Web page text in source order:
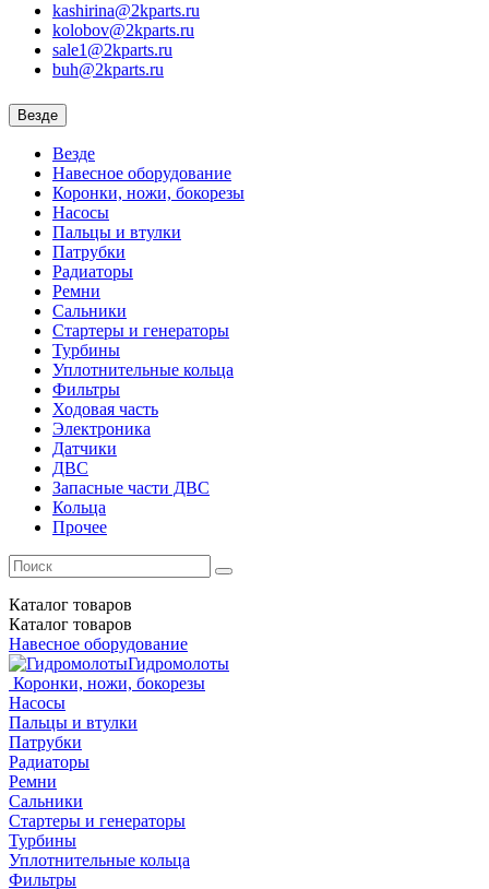
kashirina@2kparts.ru
kolobov@2kparts.ru
sale1@2kparts.ru
buh@2kparts.ru
Везде
Везде
Навесное оборудование
Коронки, ножи, бокорезы
Насосы
Пальцы и втулки
Патрубки
Радиаторы
Ремни
Сальники
Стартеры и генераторы
Турбины
Уплотнительные кольца
Фильтры
Ходовая часть
Электроника
Датчики
ДВС
Запасные части ДВС
Кольца
Прочее
Каталог товаров
Каталог товаров
Навесное оборудование
Гидромолоты
Коронки, ножи, бокорезы
Насосы
Пальцы и втулки
Патрубки
Радиаторы
Ремни
Сальники
Стартеры и генераторы
Турбины
Уплотнительные кольца
Фильтры